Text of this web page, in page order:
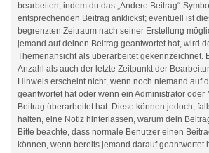
bearbeiten, indem du das „Ändere Beitrag“-
entsprechenden Beitrag anklickst; eventuell ist
begrenzten Zeitraum nach seiner Erstellung
jemand auf deinen Beitrag geantwortet hat, wird
Themenansicht als überarbeitet gekennzeichnet.
Anzahl als auch der letzte Zeitpunkt der
Hinweis erscheint nicht, wenn noch niemand auf
geantwortet hat oder wenn ein Administrator oder
Beitrag überarbeitet hat. Diese können jedoch,
halten, eine Notiz hinterlassen, warum dein
Bitte beachte, dass normale Benutzer einen
können, wenn bereits jemand darauf geantwortet